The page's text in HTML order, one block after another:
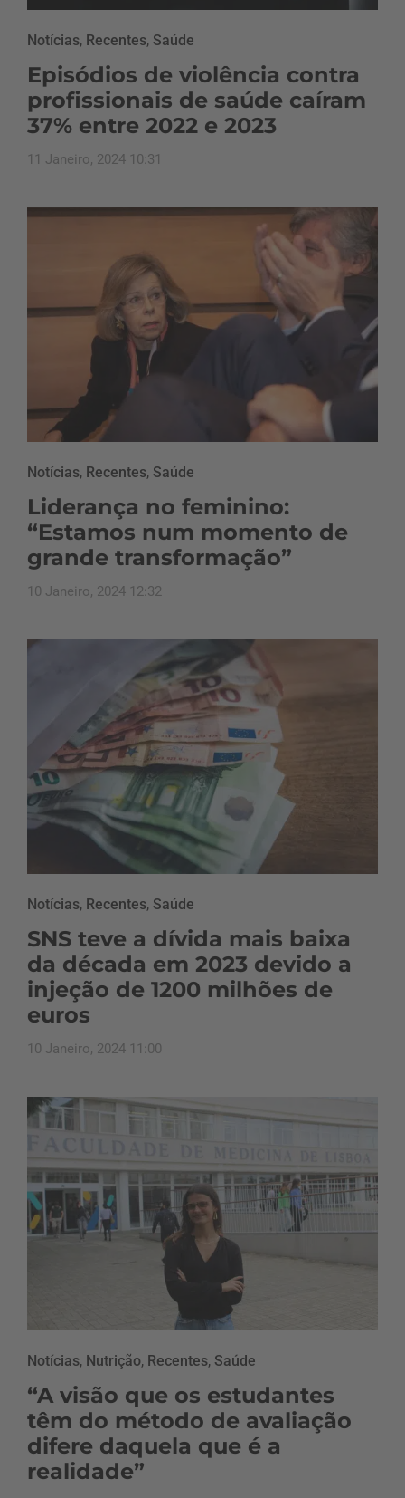
Notícias, Recentes, Saúde
Episódios de violência contra
profissionais de saúde caíram
37% entre 2022 e 2023
11 Janeiro, 2024 10:31
Notícias, Recentes, Saúde
Liderança no feminino:
“Estamos num momento de
grande transformação”
10 Janeiro, 2024 12:32
Notícias, Recentes, Saúde
SNS teve a dívida mais baixa
da década em 2023 devido a
injeção de 1200 milhões de
euros
10 Janeiro, 2024 11:00
Notícias, Nutrição, Recentes, Saúde
“A visão que os estudantes
têm do método de avaliação
difere daquela que é a
realidade”